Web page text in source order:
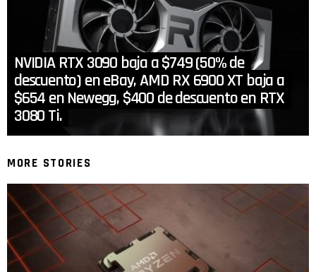
NVIDIA RTX 3090 baja a $749 (50% de
descuento) en eBay, AMD RX 6900 XT baja a
$654 en Newegg, $400 de descuento en RTX
3080 Ti.
MORE STORIES